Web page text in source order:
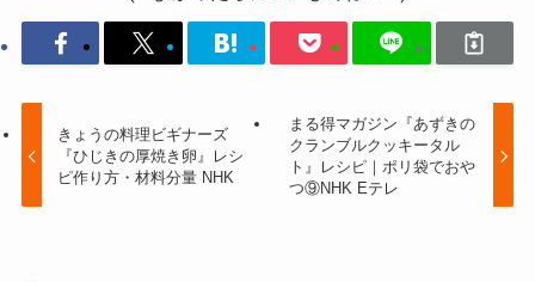
きょうの料理ビギナーズ
『ひじきの厚焼き卵』レシ
ピ作り方・材料分量 NHK
まる得マガジン『あずきの
クランブルクッキータル
ト』レシピ｜ポリ袋でおや
つ⑨NHK Eテレ